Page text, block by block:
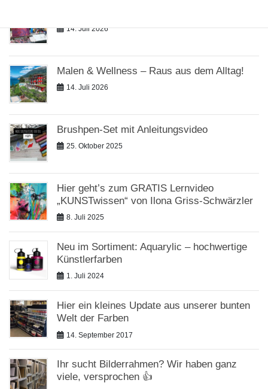
14. Juli 2026
Malen & Wellness – Raus aus dem Alltag!
14. Juli 2026
Brushpen-Set mit Anleitungsvideo
25. Oktober 2025
Hier geht’s zum GRATIS Lernvideo
„KUNSTwissen“ von Ilona Griss-Schwärzler
8. Juli 2025
Neu im Sortiment: Aquarylic – hochwertige
Künstlerfarben
1. Juli 2024
Hier ein kleines Update aus unserer bunten
Welt der Farben
14. September 2017
Ihr sucht Bilderrahmen? Wir haben ganz
viele, versprochen 👍